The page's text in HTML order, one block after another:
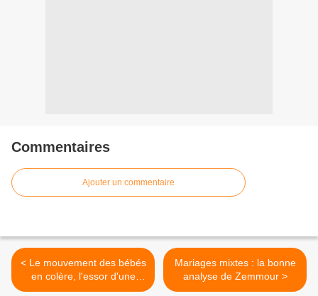
Commentaires
Ajouter un commentaire
< Le mouvement des bébés
en colère, l'essor d'une
nouvelle grogne populaire
Mariages mixtes : la bonne
analyse de Zemmour >